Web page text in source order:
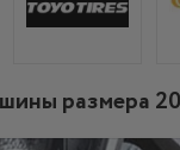
размера